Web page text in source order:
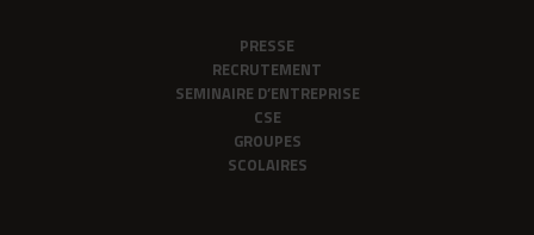
PRESSE
RECRUTEMENT
SEMINAIRE D’ENTREPRISE
CSE
GROUPES
SCOLAIRES